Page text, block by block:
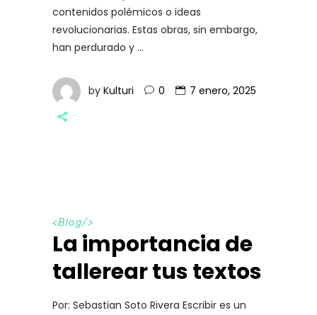
contenidos polémicos o ideas
revolucionarias. Estas obras, sin embargo,
han perdurado y
by Kulturi 0 7 enero, 2025
<Blog/>
La importancia de
tallerear tus textos
Por: Sebastian Soto Rivera Escribir es un